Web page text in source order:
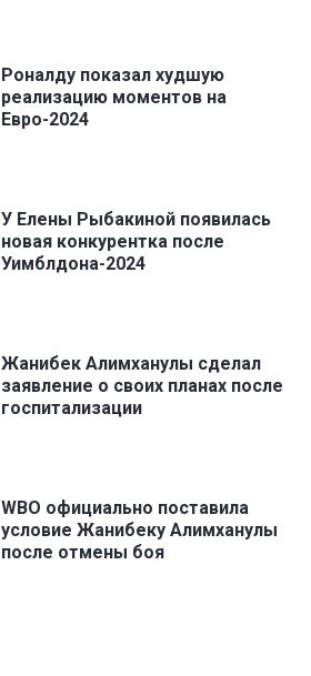
Роналду показал худшую
реализацию моментов на
Евро-2024
У Елены Рыбакиной появилась
новая конкурентка после
Уимблдона-2024
Жанибек Алимханулы сделал
заявление о своих планах после
госпитализации
WBO официально поставила
условие Жанибеку Алимханулы
после отмены боя